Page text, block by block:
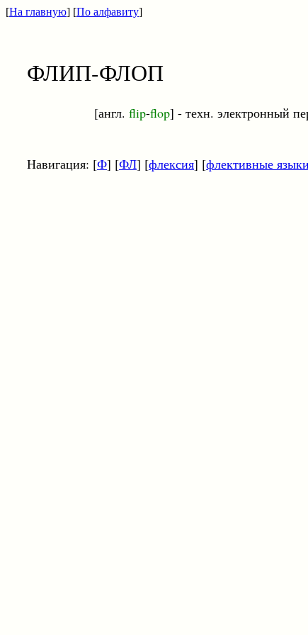
[На главную] [По алфавиту]
ФЛИП-ФЛОП
[англ. flip-flop] - техн. электронный
Навигация: [Ф] [ФЛ] [флексия] [флективные языки